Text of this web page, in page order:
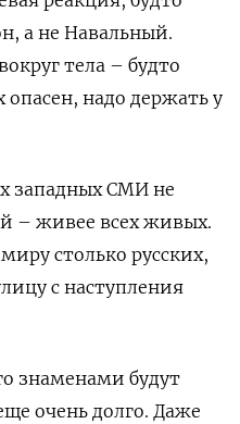
а не Навальный.
тела – будто
надо держать у
западных СМИ не
– живее всех живых.
столько русских,
с наступления
знаменами будут
очень долго. Даже